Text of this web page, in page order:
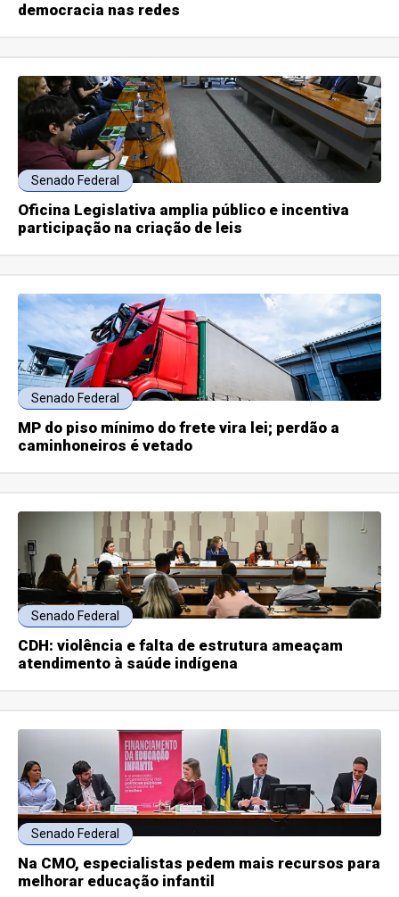
democracia nas redes
Senado Federal
Oficina Legislativa amplia público e incentiva
participação na criação de leis
Senado Federal
MP do piso mínimo do frete vira lei; perdão a
caminhoneiros é vetado
Senado Federal
CDH: violência e falta de estrutura ameaçam
atendimento à saúde indígena
Senado Federal
Na CMO, especialistas pedem mais recursos para
melhorar educação infantil